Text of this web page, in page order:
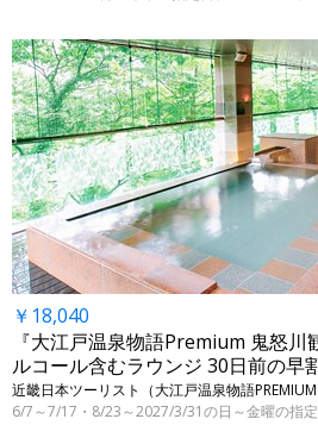
￥18,040
『大江戸温泉物語Premium 鬼怒川
ルコール含むラウンジ 30日前の早